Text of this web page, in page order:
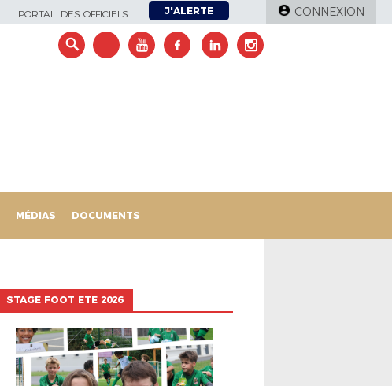
PORTAIL DES OFFICIELS J'ALERTE CONNEXION
MÉDIAS DOCUMENTS
STAGE FOOT ETE 2026